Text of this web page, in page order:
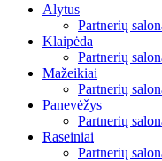
Alytus
Partnerių
Klaipėda
Partnerių
Mažeikiai
Partnerių
Panevėžys
Partnerių
Raseiniai
Partnerių